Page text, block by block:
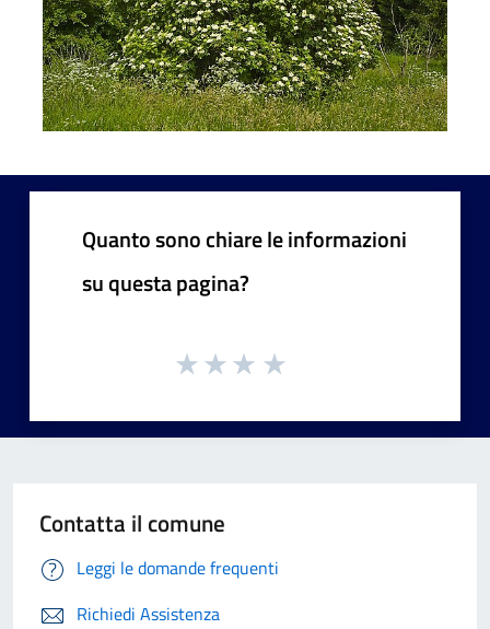
Quanto sono chiare le informazioni
su questa pagina?
Contatta il comune
Leggi le domande frequenti
Richiedi Assistenza